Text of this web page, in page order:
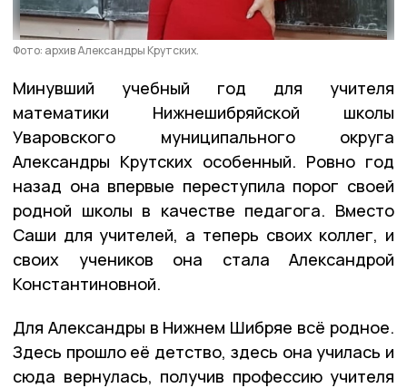
Фото: архив Александры Крутских.
Минувший учебный год для учителя
математики Нижнешибряйской школы
Уваровского муниципального округа
Александры Крутских особенный. Ровно год
назад она впервые переступила порог своей
родной школы в качестве педагога. Вместо
Саши для учителей, а теперь своих коллег, и
своих учеников она стала Александрой
Константиновной.
Для Александры в Нижнем Шибряе всё родное.
Здесь прошло её детство, здесь она училась и
сюда вернулась, получив профессию учителя